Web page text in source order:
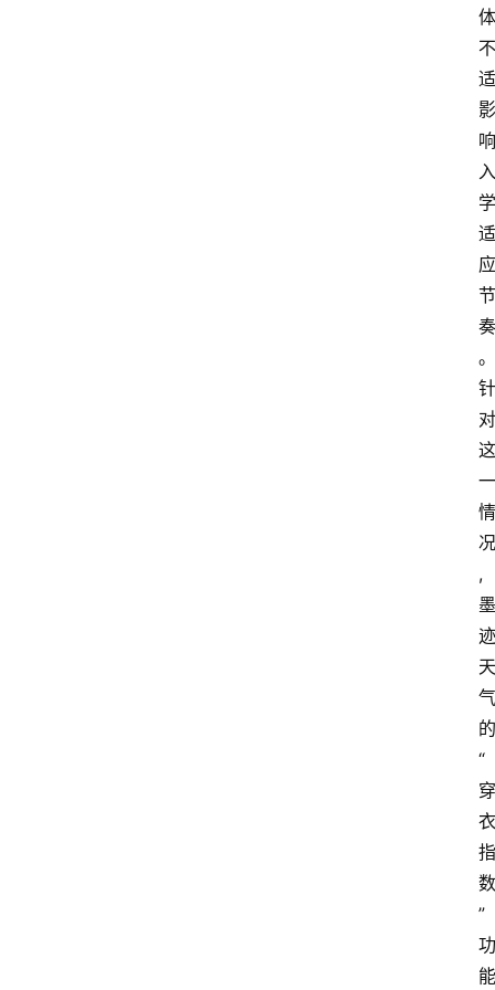
体
不
适
影
响
入
学
适
应
节
奏
。
针
对
这
一
情
况
,
墨
迹
天
气
的
“
穿
衣
指
数
”
功
能